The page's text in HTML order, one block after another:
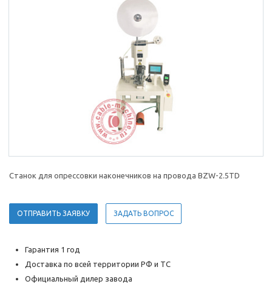
Станок для опрессовки наконечников на провода BZW-2.5TD
ОТПРАВИТЬ ЗАЯВКУ ЗАДАТЬ ВОПРОС
Гарантия 1 год
Доставка по всей территории РФ и ТС
Официальный дилер завода